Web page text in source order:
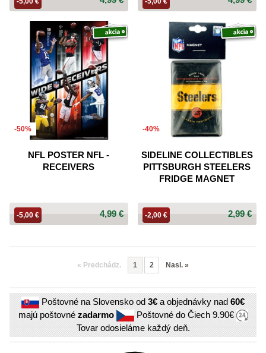
-50%
NFL POSTER NFL -
RECEIVERS
4,99 €
-5,00 €
-40%
SIDELINE COLLECTIBLES
PITTSBURGH STEELERS
FRIDGE MAGNET
2,99 €
-2,00 €
« Predchádz. 1 2 Nasl. »
Poštovné na Slovensko od3€a objednávky nad60€
majú poštovnézadarmo Poštovné do Čiech9.90€
Tovar odosieláme každý deň.